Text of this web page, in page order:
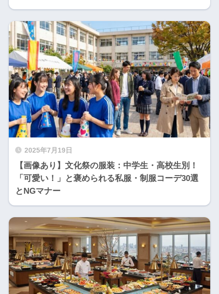
2025年7月19日
【画像あり】文化祭の服装：中学生・高校生別！
「可愛い！」と褒められる私服・制服コーデ30選
とNGマナー